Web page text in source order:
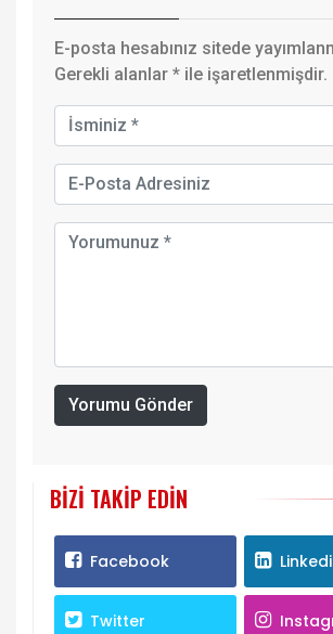
E-posta hesabınız sitede
Gerekli alanlar * ile işaretlenmişdir.
Yorumu Gönder
BIZI TAKIP EDIN
Facebook
Twitter